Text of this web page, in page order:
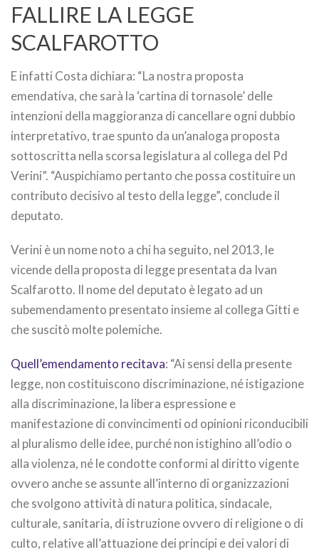
FALLIRE LA LEGGE
SCALFAROTTO
E infatti Costa dichiara: “La nostra proposta
emendativa, che sarà la ‘cartina di tornasole’ delle
intenzioni della maggioranza di cancellare ogni dubbio
interpretativo, trae spunto da un’analoga proposta
sottoscritta nella scorsa legislatura al collega del Pd
Verini”. “Auspichiamo pertanto che possa costituire un
contributo decisivo al testo della legge”, conclude il
deputato.
Verini è un nome noto a chi ha seguito, nel 2013, le
vicende della proposta di legge presentata da Ivan
Scalfarotto. Il nome del deputato è legato ad un
subemendamento presentato insieme al collega Gitti e
che suscitò molte polemiche.
Quell’emendamento recitava: “Ai sensi della presente
legge, non costituiscono discriminazione, né istigazione
alla discriminazione, la libera espressione e
manifestazione di convincimenti od opinioni riconducibili
al pluralismo delle idee, purché non istighino all’odio o
alla violenza, né le condotte conformi al diritto vigente
ovvero anche se assunte all’interno di organizzazioni
che svolgono attività di natura politica, sindacale,
culturale, sanitaria, di istruzione ovvero di religione o di
culto, relative all’attuazione dei principi e dei valori di